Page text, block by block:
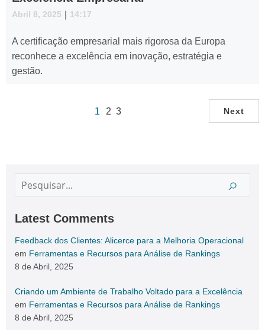
Abril 8, 2025 14:17
A certificação empresarial mais rigorosa da Europa
reconhece a excelência em inovação, estratégia e
gestão.
1 2 3 Next
Latest Comments
Feedback dos Clientes: Alicerce para a Melhoria Operacional
em Ferramentas e Recursos para Análise de Rankings
8 de Abril, 2025
Criando um Ambiente de Trabalho Voltado para a Excelência
em Ferramentas e Recursos para Análise de Rankings
8 de Abril, 2025